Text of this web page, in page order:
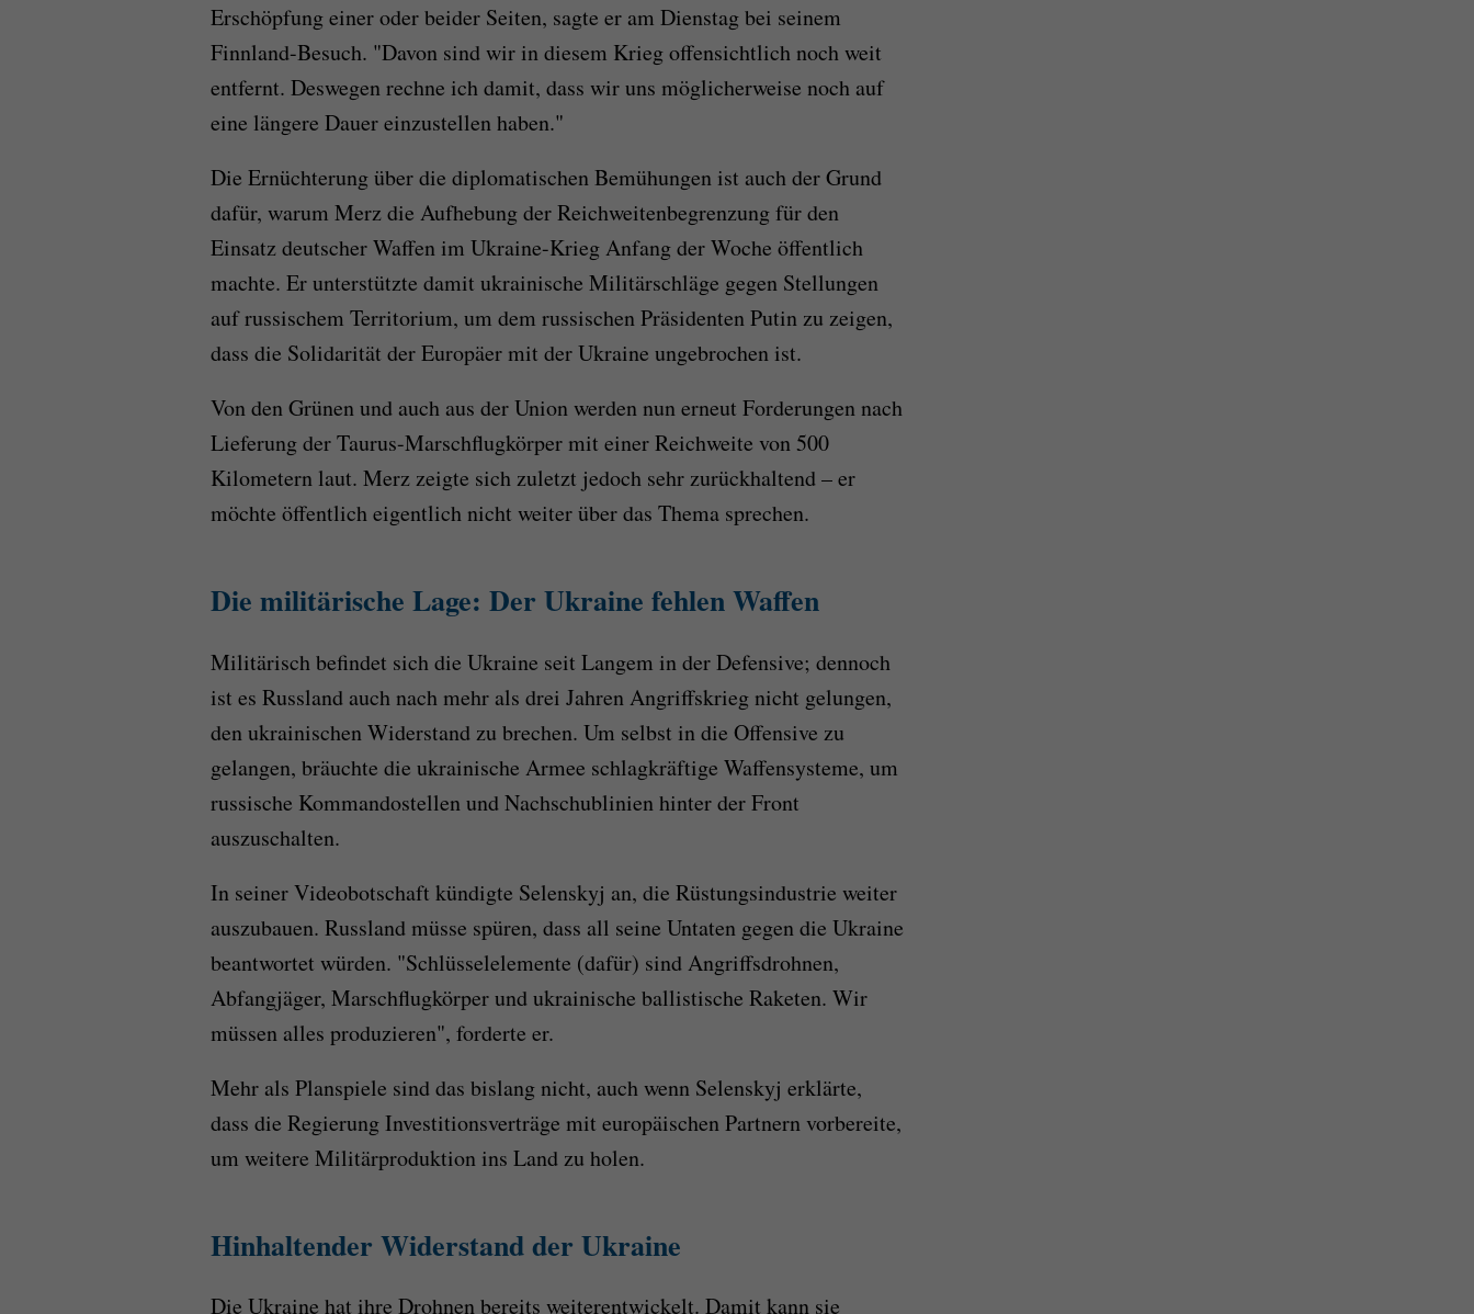
Erschöpfung einer oder beider Seiten, sagte er am Dienstag bei seinem
Finnland-Besuch. "Davon sind wir in diesem Krieg offensichtlich noch weit
entfernt. Deswegen rechne ich damit, dass wir uns möglicherweise noch auf
eine längere Dauer einzustellen haben."
Die Ernüchterung über die diplomatischen Bemühungen ist auch der Grund
dafür, warum Merz die Aufhebung der Reichweitenbegrenzung für den
Einsatz deutscher Waffen im Ukraine-Krieg Anfang der Woche öffentlich
machte. Er unterstützte damit ukrainische Militärschläge gegen Stellungen
auf russischem Territorium, um dem russischen Präsidenten Putin zu zeigen,
dass die Solidarität der Europäer mit der Ukraine ungebrochen ist.
Von den Grünen und auch aus der Union werden nun erneut Forderungen nach
Lieferung der Taurus-Marschflugkörper mit einer Reichweite von 500
Kilometern laut. Merz zeigte sich zuletzt jedoch sehr zurückhaltend – er
möchte öffentlich eigentlich nicht weiter über das Thema sprechen.
Die militärische Lage: Der Ukraine fehlen Waffen
Militärisch befindet sich die Ukraine seit Langem in der Defensive; dennoch
ist es Russland auch nach mehr als drei Jahren Angriffskrieg nicht gelungen,
den ukrainischen Widerstand zu brechen. Um selbst in die Offensive zu
gelangen, bräuchte die ukrainische Armee schlagkräftige Waffensysteme, um
russische Kommandostellen und Nachschublinien hinter der Front
auszuschalten.
In seiner Videobotschaft kündigte Selenskyj an, die Rüstungsindustrie weiter
auszubauen. Russland müsse spüren, dass all seine Untaten gegen die Ukraine
beantwortet würden. "Schlüsselelemente (dafür) sind Angriffsdrohnen,
Abfangjäger, Marschflugkörper und ukrainische ballistische Raketen. Wir
müssen alles produzieren", forderte er.
Mehr als Planspiele sind das bislang nicht, auch wenn Selenskyj erklärte,
dass die Regierung Investitionsverträge mit europäischen Partnern vorbereite,
um weitere Militärproduktion ins Land zu holen.
Hinhaltender Widerstand der Ukraine
Die Ukraine hat ihre Drohnen bereits weiterentwickelt. Damit kann sie